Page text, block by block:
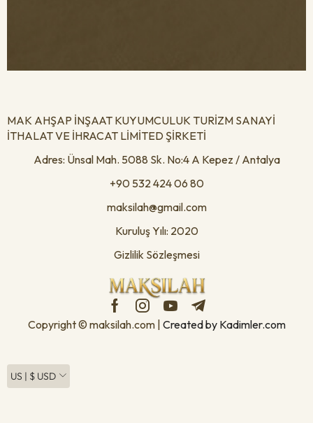
MAK AHŞAP İNŞAAT KUYUMCULUK TURİZM SANAYİ
İTHALAT VE İHRACAT LİMİTED ŞİRKETİ
Adres: Ünsal Mah. 5088 Sk. No:4 A Kepez / Antalya
+90 532 424 06 80
maksilah@gmail.com
Kuruluş Yılı: 2020
Gizlilik Sözleşmesi
Copyright © maksilah.com | Created by Kadimler.com
US | $ USD